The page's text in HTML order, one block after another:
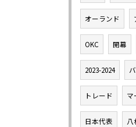
オーランド
OKC 開幕
2023-2024
トレード マ
日本代表 八